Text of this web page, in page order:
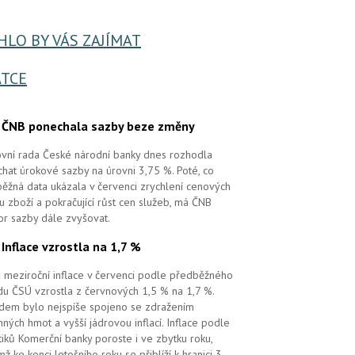
BY VÁS ZAJÍMAT
ČNB ponechala sazby beze změny
rada České národní banky dnes rozhodla
úrokové sazby na úrovni 3,75 %. Poté, co
data ukázala v červenci zrychlení cenových
zboží a pokračující růst cen služeb, má ČNB
sazby dále zvyšovat.
Inflace vzrostla na 1,7 %
meziroční inflace v červenci podle předběžného
ČSÚ vzrostla z červnových 1,5 % na 1,7 %.
bylo nejspíše spojeno se zdražením
hmot a vyšší jádrovou inflací. Inflace podle
Komerční banky poroste i ve zbytku roku,